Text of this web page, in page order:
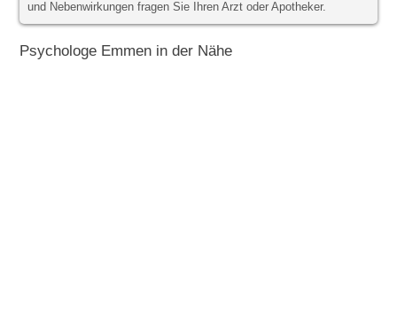
und Nebenwirkungen fragen Sie Ihren Arzt oder Apotheker.
Psychologe Emmen in der Nähe